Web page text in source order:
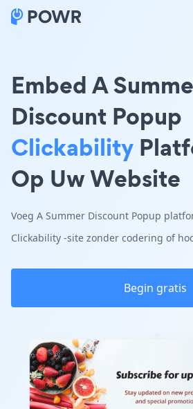
Embed A
Discount Popup
Clickability
Op Uw Website
Voeg A Summer Discount Popup
Clickability -site zonder codering of
Begin gratis